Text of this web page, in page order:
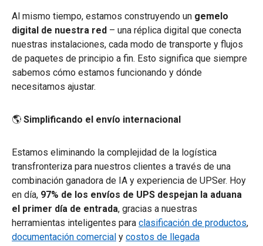
Al mismo tiempo, estamos construyendo un gemelo
digital de nuestra red – una réplica digital que conecta
nuestras instalaciones, cada modo de transporte y flujos
de paquetes de principio a fin. Esto significa que siempre
sabemos cómo estamos funcionando y dónde
necesitamos ajustar.
🌎 Simplificando el envío internacional
Estamos eliminando la complejidad de la logística
transfronteriza para nuestros clientes a través de una
combinación ganadora de IA y experiencia de UPSer. Hoy
en día, 97% de los envíos de UPS despejan la aduana
el primer día de entrada, gracias a nuestras
herramientas inteligentes para clasificación de productos,
documentación comercial y costos de llegada